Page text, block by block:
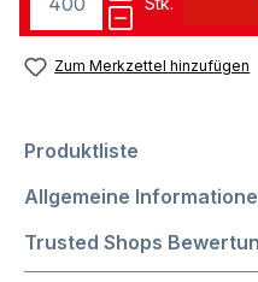
Zum Merkzettel hinzufügen
Produktliste
Allgemeine
Trusted Shops